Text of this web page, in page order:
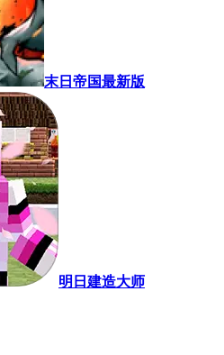
末日帝国最新版
明日建造大师